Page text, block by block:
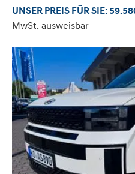
UNSER PREIS FÜR SIE:
MwSt. ausweisbar